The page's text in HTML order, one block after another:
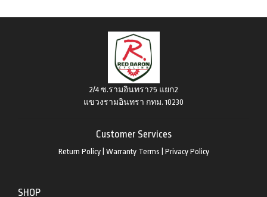
2/4 ซ.รามอินทรา75 แยก2
แขวงรามอินทรา กทม. 10230
Customer Services
Return Policy| Warranty Terms Privacy Policy
SHOP